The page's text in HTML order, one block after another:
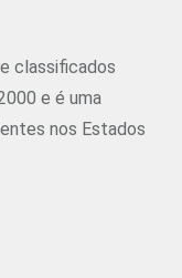
classificados
e é uma
nos Estados